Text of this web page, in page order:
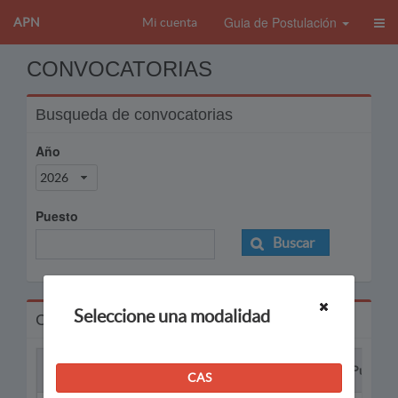
APN Mi cuenta Guia de Postulación
CONVOCATORIAS
Busqueda de convocatorias
Año
2026
Puesto
Buscar
Convocatorias
Puesto
Seleccione una modalidad
CAS